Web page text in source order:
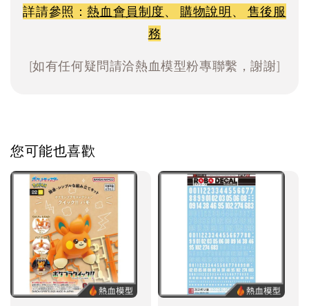
詳請參照：熱血會員制度、 購物說明、 售後服
務
[如有任何疑問請洽熱血模型粉專聯繫，謝謝]
您可能也喜歡